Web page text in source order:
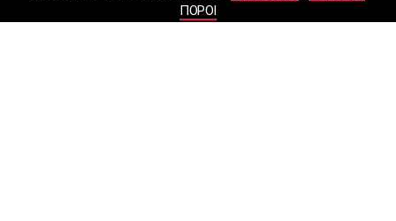
ΠΟΡΟΙ